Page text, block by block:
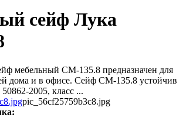
сейф Лука
мебельный СМ-135.8 предназначен для
дома и в офисе. Сейф СМ-135.8 устойчив
2005, класс ...
pic_56cf25759b3c8.jpg